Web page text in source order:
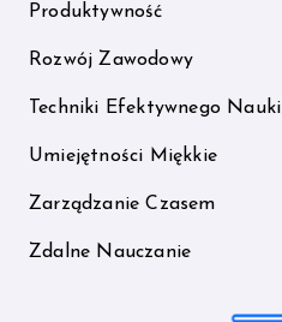
Produktywność
Rozwój Zawodowy
Techniki Efektywnego Nauki
Umiejętności Miękkie
Zarządzanie Czasem
Zdalne Nauczanie